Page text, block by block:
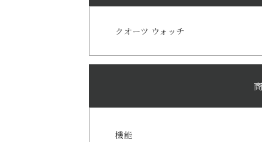
クオーツ ウォッチ
機能